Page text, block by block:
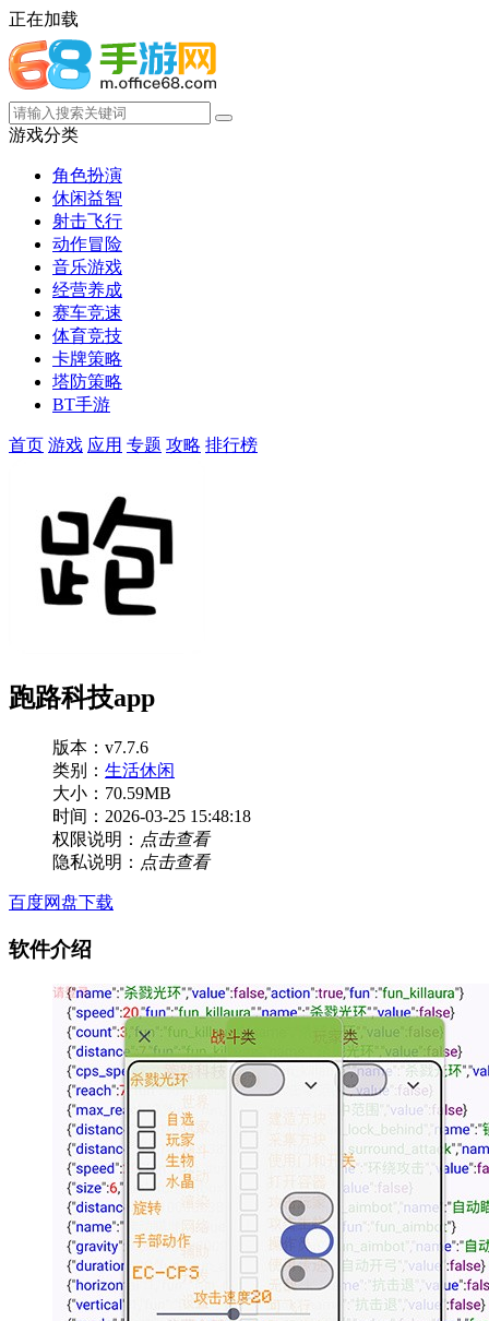
正在加载
游戏分类
角色扮演
休闲益智
射击飞行
动作冒险
音乐游戏
经营养成
赛车竞速
体育竞技
卡牌策略
塔防策略
BT手游
首页 游戏 应用 专题 攻略 排行榜
跑路科技app
版本：v7.7.6
类别： 生活休闲
大小：70.59MB
时间：2026-03-25 15:48:18
权限说明： 点击查看
隐私说明： 点击查看
百度网盘下载
软件介绍